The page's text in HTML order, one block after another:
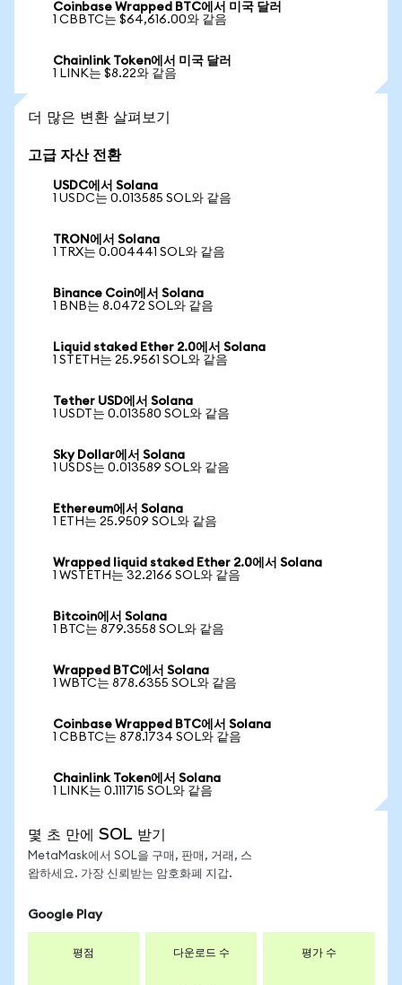
Coinbase Wrapped BTC에서 미국 달러
1 CBBTC는 $64,616.00와 같음
Chainlink Token에서 미국 달러
1 LINK는 $8.22와 같음
더 많은 변환 살펴보기
고급 자산 전환
USDC에서 Solana
1 USDC는 0.013585 SOL와 같음
TRON에서 Solana
1 TRX는 0.004441 SOL와 같음
Binance Coin에서 Solana
1 BNB는 8.0472 SOL와 같음
Liquid staked Ether 2.0에서 Solana
1 STETH는 25.9561 SOL와 같음
Tether USD에서 Solana
1 USDT는 0.013580 SOL와 같음
Sky Dollar에서 Solana
1 USDS는 0.013589 SOL와 같음
Ethereum에서 Solana
1 ETH는 25.9509 SOL와 같음
Wrapped liquid staked Ether 2.0에서 Solana
1 WSTETH는 32.2166 SOL와 같음
Bitcoin에서 Solana
1 BTC는 879.3558 SOL와 같음
Wrapped BTC에서 Solana
1 WBTC는 878.6355 SOL와 같음
Coinbase Wrapped BTC에서 Solana
1 CBBTC는 878.1734 SOL와 같음
Chainlink Token에서 Solana
1 LINK는 0.111715 SOL와 같음
몇 초 만에 SOL 받기
MetaMask에서 SOL을 구매, 판매, 거래, 스
왑하세요. 가장 신뢰받는 암호화폐 지갑.
Google Play
평점 다운로드 수 평가 수